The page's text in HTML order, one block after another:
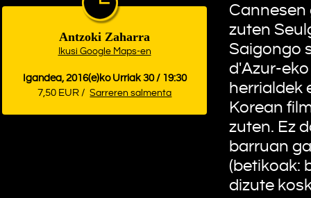
Antzoki Zaharra
Ikusi Google Maps-en
Igandea, 2016(e)ko Urriak 30 / 19:30
7,50 EUR / Sarreren salmenta
Cannesen
zuten
Saigongo
d'Azur-
herrialdek
Korean
zuten. Ez
barruan
(betikoak:
dizute